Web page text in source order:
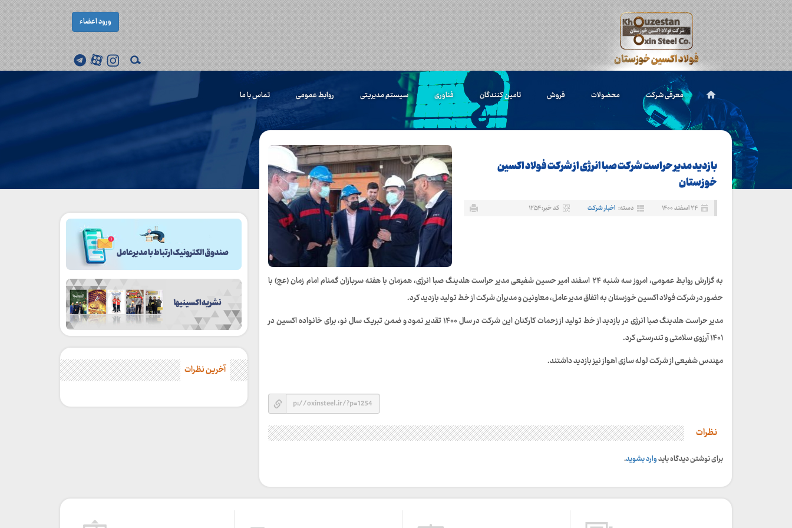
ورود اعضاء
معرفی شرکت محصولات فروش تامین کنندگان فناوری سیستم مدیریتی روابط عمومی تماس با ما
بازدید مدیر حراست شرکت صبا انرژی از شرکت فولاد اکسین
خوزستان
۲۴ اسفند ۱۴۰۰ دسته: اخبار شرکت کد خبر: ۱۲۵۴
به گزارش روابط عمومی، امروز سه شنبه ۲۴ اسفند امیر حسین شفیعی مدیر حراست هلدینگ صبا انرژی، همزمان با هفته سربازان گمنام امام زمان (عج) با
حضور در شرکت فولاد اکسین خوزستان به اتفاق مدیر عامل، معاونین و مدیران شرکت از خط تولید بازدید کرد.
مدیر حراست هلدینگ صبا انرژی در بازدید از خط تولید از زحمات کارکنان این شرکت در سال ۱۴۰۰ تقدیر نمود و ضمن تبریک سال نو، برای خانواده اکسین در
۱۴۰۱ آرزوی سلامتی و تندرستی کرد.
مهندس شفیعی از شرکت لوله سازی اهواز نیز بازدید داشتند.
نظرات
برای نوشتن دیدگاه بایدوارد بشوید.
آخرین نظرات